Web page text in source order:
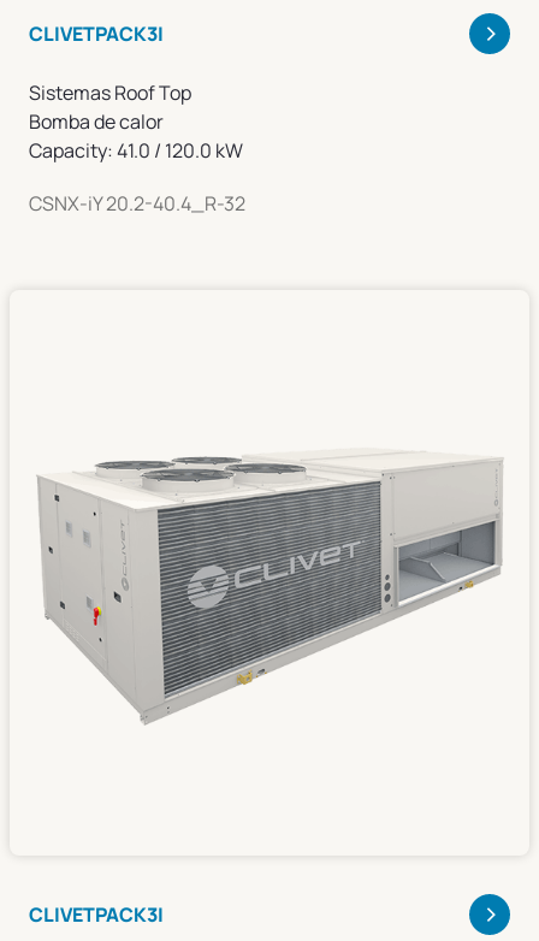
CLIVETPACK3I >
Sistemas Roof Top
Bomba de calor
Capacity: 41.0 / 120.0 kW
CSNX-iY 20.2-40.4_R-32
CLIVETPACK3I >